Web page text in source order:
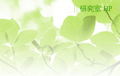
研究室 HP